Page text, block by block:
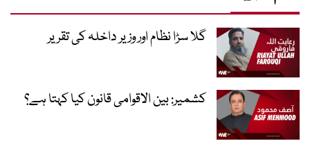
گلا سڑا نظام اور وزیر داخلہ کی تقریر
کشمیر: بین الاقوامی قانون کیا کہتا ہے؟